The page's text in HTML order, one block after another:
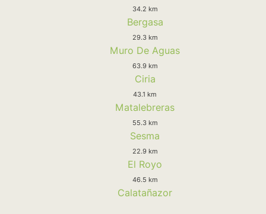
34.2 km
Bergasa
29.3 km
Muro De Aguas
63.9 km
Ciria
43.1 km
Matalebreras
55.3 km
Sesma
22.9 km
El Royo
46.5 km
Calatañazor